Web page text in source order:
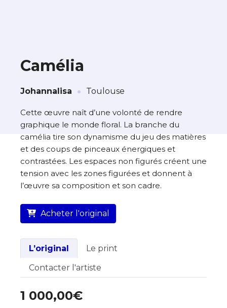
À propos de cette œuvre
L’artiste assume l’entière responsabilité
de cette annonce ainsi que la vente et
la livraison de l’œuvre originale.
Lieu où se trouve l’œuvre originale :
Toulouse
Camélia
Johannalisa · Toulouse
Cette œuvre naît d’une volonté de rendre
graphique le monde floral. La branche du
camélia tire son dynamisme du jeu des matières
et des coups de pinceaux énergiques et
contrastées. Les espaces non figurés créent une
tension avec les zones figurées et donnent à
l’œuvre sa composition et son cadre.
Acheter l'original
L’original
Le print
Contacter l'artiste
1 000,00€